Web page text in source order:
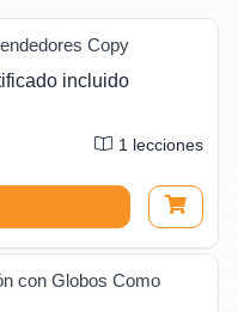
Copy
incluido
1 lecciones
con Globos Como